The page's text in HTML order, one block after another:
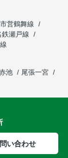
営鶴舞線
鉄瀬戸線
池
尾張一宮
い合わせ